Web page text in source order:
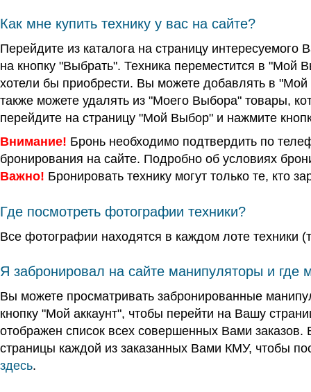
Как мне купить технику у вас на сайте?
Перейдите из каталога на страницу
на кнопку "Выбрать". Техника переместится в
хотели бы приобрести. Вы можете добавлять в
также можете удалять из "Моего Выбора" товары,
перейдите на страницу "Мой Выбор" и нажмите
Внимание! Бронь необходимо подтвердить по
бронирования на сайте. Подробно об условиях
Важно! Бронировать технику могут только те, кто
Где посмотреть фотографии техники?
Все фотографии находятся в каждом лоте техники
Я забронировал на сайте манипуляторы и где
Вы можете просматривать забронированные
кнопку "Мой аккаунт", чтобы перейти на Вашу
отображен список всех совершенных Вами заказов.
страницы каждой из заказанных Вами КМУ, чтобы
здесь.